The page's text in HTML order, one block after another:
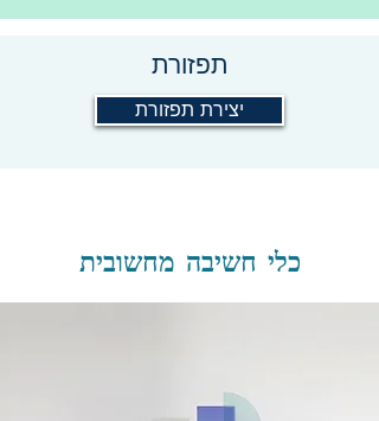
תפזורת
יצירת תפזורת
כלי חשיבה מחשובית